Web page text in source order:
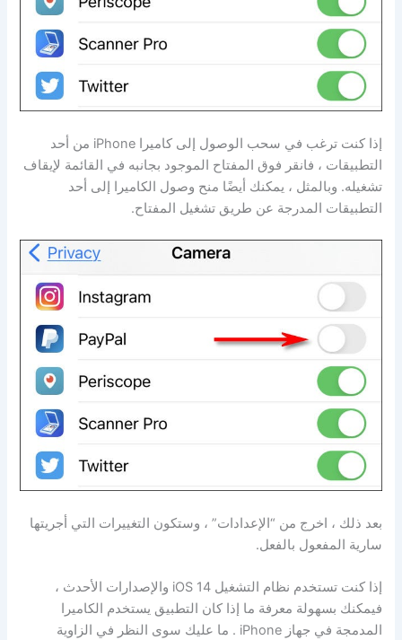
إذا كنت ترغب في سحب الوصول إلى كاميرا iPhone من أحد
التطبيقات ، فانقر فوق المفتاح الموجود بجانبه في القائمة لإيقاف
تشغيله. وبالمثل ، يمكنك أيضًا منح وصول الكاميرا إلى أحد
التطبيقات المدرجة عن طريق تشغيل المفتاح.
بعد ذلك ، اخرج من “الإعدادات” ، وستكون التغييرات التي أجريتها
سارية المفعول بالفعل.
إذا كنت تستخدم نظام التشغيل iOS 14 والإصدارات الأحدث ،
فيمكنك بسهولة معرفة ما إذا كان التطبيق يستخدم الكاميرا
المدمجة في جهاز iPhone . ما عليك سوى النظر في الزاوية